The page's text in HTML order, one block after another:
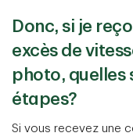
Donc, si je
excès de
photo, quelles
étapes?
Si vous recevez une